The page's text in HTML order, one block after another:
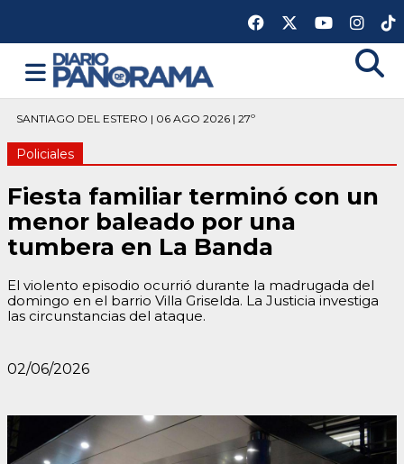
SANTIAGO DEL ESTERO | 06 AGO 2026 | 27º
Policiales
Fiesta familiar terminó con un
menor baleado por una
tumbera en La Banda
El violento episodio ocurrió durante la madrugada del
domingo en el barrio Villa Griselda. La Justicia investiga
las circunstancias del ataque.
02/06/2026